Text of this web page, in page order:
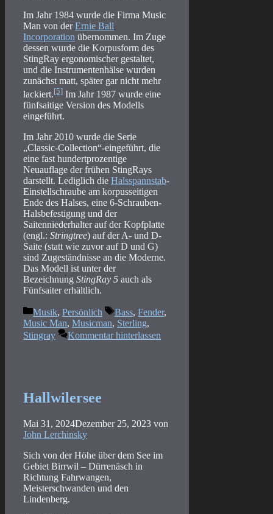
Im Jahr 1984 wurde die Firma Music
Man von derErnie Ball
Incorporation übernommen. Im Zuge
dessen wurde die Korpusform des
StingRay ergonomischer gestaltet,
und die Instrumentenhälse wurden
zunächst matt, später gar nicht mehr
lackiert.[5] Im Jahr 1987 wurde eine
fünfsaitige Version des Modells
eingeführt.
Im Jahr 2010 wurde die Serie
„Classic-Collection“-eingeführt, die
eine fast hundertprozentige
Neuauflage der frühen StingRays
darstellt. Lediglich die Halsspannstab-
Einstellschraube am korpusseitigen
Ende des Halses, eine 6-Schrauben-
Halsbefestigung und der
Saitenniederhalter auf der Kopfplatte
(engl.: Stringtree) auf der A- und D-
Saite (statt wie zuvor auf D und G)
sind Zugeständnisse an die Moderne.
Das Modell ist unter der
Bezeichnung StingRay 5 auch als
Fünfsaiter erhältlich.
Kategorien
Musik, Persönlich Schlagwörter
Bass, Fender,
Music Man, Musicman, Sterling,
Stingray
Kommentar hinterlassen
Hallwilersee
Mai 31, 2024Dezember 25, 2023 von
John Lerchinsky
Sich von der Höhe über dem See im
Gebiet Birrwil – Dürrenäsch in
Richtung Fahrwangen,
Meisterschwanden und den
Lindenberg.